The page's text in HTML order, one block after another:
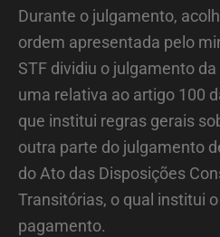
Durante o julgamento,
ordem apresentada pelo
STF dividiu o julgamento
uma relativa ao artigo 100
que institui regras gerais
outra parte do julgamento
do Ato das Disposições
Transitórias, o qual institui
pagamento.